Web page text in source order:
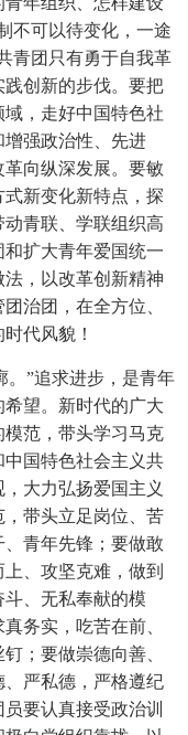
不可以待变化，一途
青团只有勇于自我革
创新的步伐。要把
，走好中国特色社
强政治性、先进
向纵深发展。要敏
新变化新特点，探
青联、学联组织高
扩大青年爱国统一
，以改革创新精神
治团，在全方位、
代风貌！
。”追求进步，是青年
望。新时代的广大
范，带头学习马克
国特色社会主义共
大力弘扬爱国主义
带头立足岗位、苦
青年先锋；要做敢
、攻坚克难，做到
、无私奉献的模
务实，吃苦在前、
；要做崇德向善、
严私德，严格遵纪
要认真接受政治训